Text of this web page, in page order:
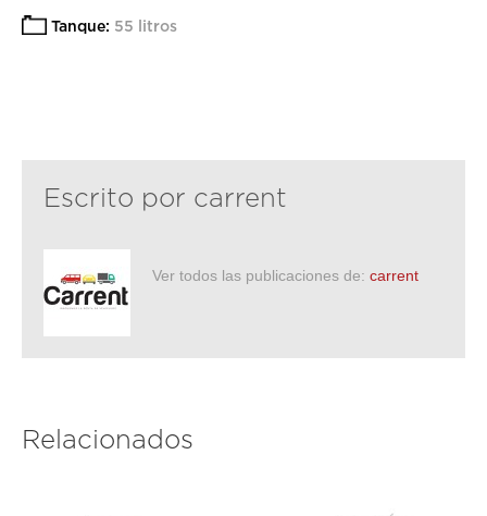
Tanque: 55 litros
Escrito por carrent
Ver todos las publicaciones de: carrent
Relacionados